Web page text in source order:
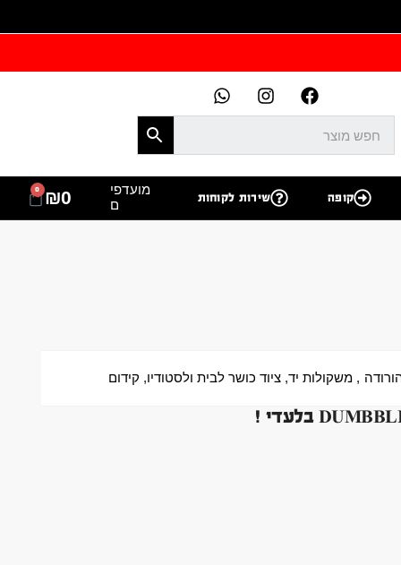
קופה שירות לקוחות
מועדפי
ם
₪0
0
, משקולות יד, ציוד כושר לבית ולסטודיו, קידום